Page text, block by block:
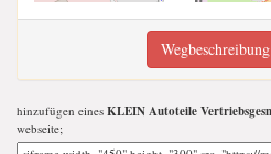
hinzufügen eines KLEIN Autoteile
webseite;